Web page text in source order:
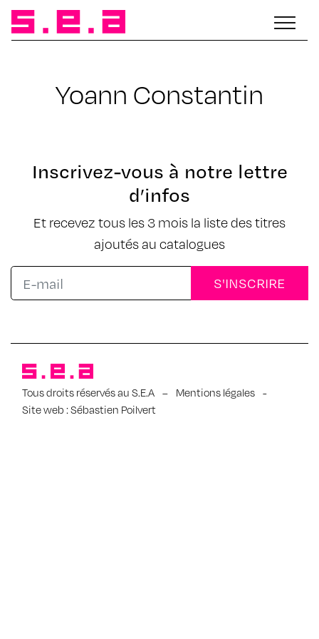
Yoann Constantin
Inscrivez-vous à notre lettre
d’infos
Et recevez tous les 3 mois la liste des titres
ajoutés au catalogues
Tous droits réservés au S.E.A – Mentions légales -
Site web :Sébastien Poilvert